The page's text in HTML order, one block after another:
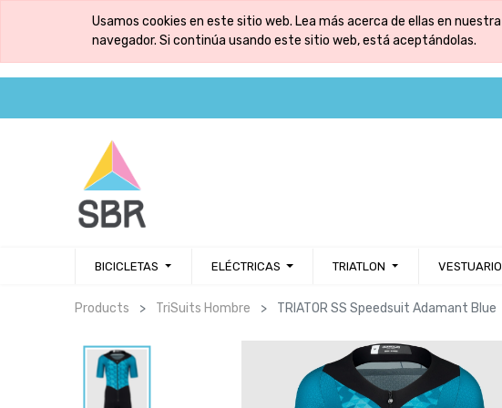
Usamos cookies en este sitio web. Lea más acerca de ellas en
navegador. Si continúa usando este sitio web, está aceptándolas.
BICICLETAS ELÉCTRICAS TRIATLON VESTUARIO
Products TriSuits Hombre TRIATOR SS Speedsuit Adamant Blue